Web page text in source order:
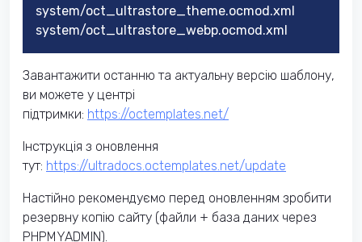
system/oct_ultrastore_theme.ocmod.xml
system/oct_ultrastore_webp.ocmod.xml
Завантажити останню та актуальну версію шаблону,
ви можете у центрі
підтримки: https://octemplates.net/
Інструкція з оновлення
тут: https://ultradocs.octemplates.net/update
Настійно рекомендуємо перед оновленням зробити
резервну копію сайту (файли + база даних через
PHPMYADMIN).